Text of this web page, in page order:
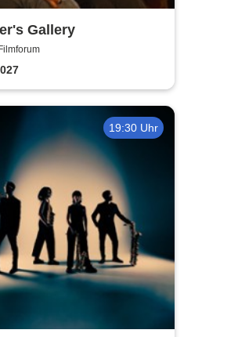
Gallery
19:30 Uhr